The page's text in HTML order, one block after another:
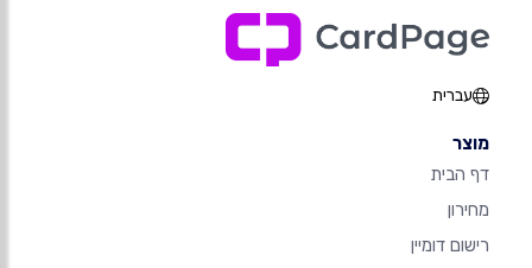
עברית
מוצר
דף הבית
מחירון
רישום דומיין